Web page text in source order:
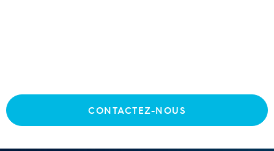
CONTACTEZ-NOUS
CATALOGUE ANDROMÈDE FRANCE